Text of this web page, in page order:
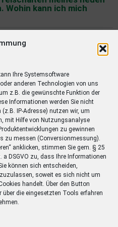
Ihre Systemsoftware
anderen Technologien von uns
z.B. die gewünschte Funktion der
Informationen werden Sie nicht
IP-Adresse) nutzen wir, um
mit Hilfe von Nutzungsanalyse
zu gewinnen
zu messen (Conversionmessung).
anklicken, stimmen Sie gem. § 25
a DSGVO zu, dass Ihre Informationen
können sich entscheiden,
soweit es sich nicht um
handelt. Über den Button
über die eingesetzten Tools erfahren
Wohin kann ich mich
an der App?
E-Paper-App?
Nachrichten?
auch offline lesen?
der E-Paper-
ändern?
auch